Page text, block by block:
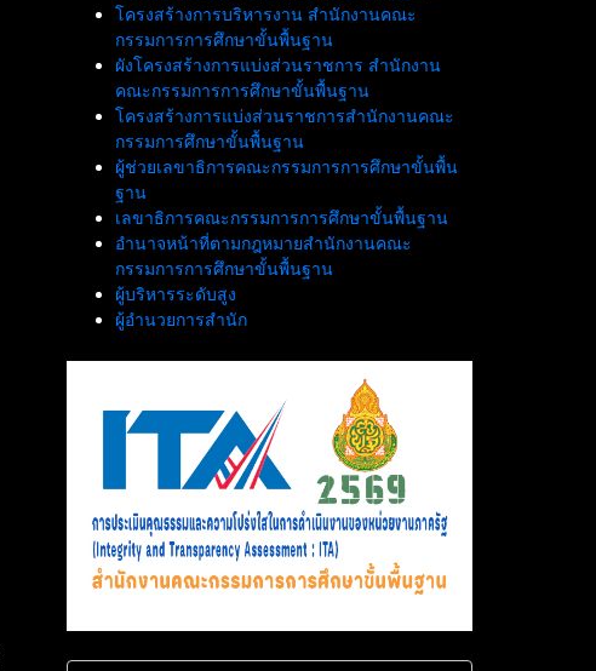
โครงสร้างการบริหารงาน สำนักงานคณะ
กรรมการการศึกษาขั้นพื้นฐาน
ผังโครงสร้างการแบ่งส่วนราชการ สำนักงาน
คณะกรรมการการศึกษาขั้นพื้นฐาน
โครงสร้างการแบ่งส่วนราชการสำนักงานคณะ
กรรมการศึกษาขั้นพื้นฐาน
ผู้ช่วยเลขาธิการคณะกรรมการการศึกษาขั้นพื้น
ฐาน
เลขาธิการคณะกรรมการการศึกษาขั้นพื้นฐาน
อำนาจหน้าที่ตามกฎหมายสำนักงานคณะ
กรรมการการศึกษาขั้นพื้นฐาน
ผู้บริหารระดับสูง
ผู้อำนวยการสำนัก